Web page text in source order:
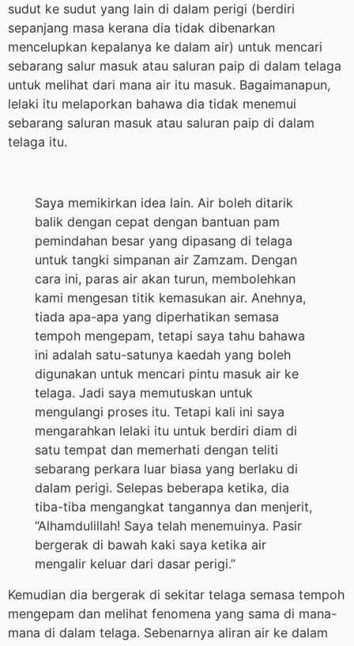
sudut ke sudut yang lain di dalam perigi (berdiri
sepanjang masa kerana dia tidak dibenarkan
mencelupkan kepalanya ke dalam air) untuk mencari
sebarang salur masuk atau saluran paip di dalam telaga
untuk melihat dari mana air itu masuk. Bagaimanapun,
lelaki itu melaporkan bahawa dia tidak menemui
sebarang saluran masuk atau saluran paip di dalam
telaga itu.
Saya memikirkan idea lain. Air boleh ditarik
balik dengan cepat dengan bantuan pam
pemindahan besar yang dipasang di telaga
untuk tangki simpanan air Zamzam. Dengan
cara ini, paras air akan turun, membolehkan
kami mengesan titik kemasukan air. Anehnya,
tiada apa-apa yang diperhatikan semasa
tempoh mengepam, tetapi saya tahu bahawa
ini adalah satu-satunya kaedah yang boleh
digunakan untuk mencari pintu masuk air ke
telaga. Jadi saya memutuskan untuk
mengulangi proses itu. Tetapi kali ini saya
mengarahkan lelaki itu untuk berdiri diam di
satu tempat dan memerhati dengan teliti
sebarang perkara luar biasa yang berlaku di
dalam perigi. Selepas beberapa ketika, dia
tiba-tiba mengangkat tangannya dan menjerit,
“Alhamdulillah! Saya telah menemuinya. Pasir
bergerak di bawah kaki saya ketika air
mengalir keluar dari dasar perigi.”
Kemudian dia bergerak di sekitar telaga semasa tempoh
mengepam dan melihat fenomena yang sama di mana-
mana di dalam telaga. Sebenarnya aliran air ke dalam